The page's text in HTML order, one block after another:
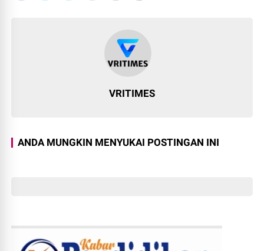
VRITIMES
ANDA MUNGKIN MENYUKAI POSTINGAN INI